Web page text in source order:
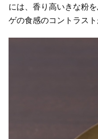
には、香り高いきな粉
ゲの食感のコントラス